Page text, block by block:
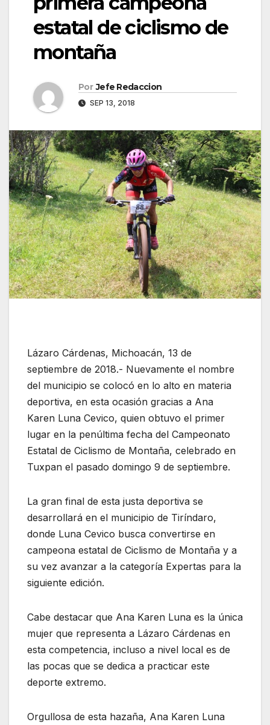
estatal de ciclismo de
montaña
Por Jefe Redaccion
SEP 13, 2018
Lázaro Cárdenas, Michoacán, 13 de
septiembre de 2018.- Nuevamente el nombre
del municipio se colocó en lo alto en materia
deportiva, en esta ocasión gracias a Ana
Karen Luna Cevico, quien obtuvo el primer
lugar en la penúltima fecha del Campeonato
Estatal de Ciclismo de Montaña, celebrado en
Tuxpan el pasado domingo 9 de septiembre.
La gran final de esta justa deportiva se
desarrollará en el municipio de Tiríndaro,
donde Luna Cevico busca convertirse en
campeona estatal de Ciclismo de Montaña y a
su vez avanzar a la categoría Expertas para la
siguiente edición.
Cabe destacar que Ana Karen Luna es la única
mujer que representa a Lázaro Cárdenas en
esta competencia, incluso a nivel local es de
las pocas que se dedica a practicar este
deporte extremo.
Orgullosa de esta hazaña, Ana Karen Luna